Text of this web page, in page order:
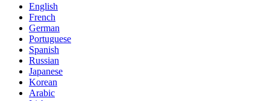
English
French
German
Portuguese
Spanish
Russian
Japanese
Korean
Arabic